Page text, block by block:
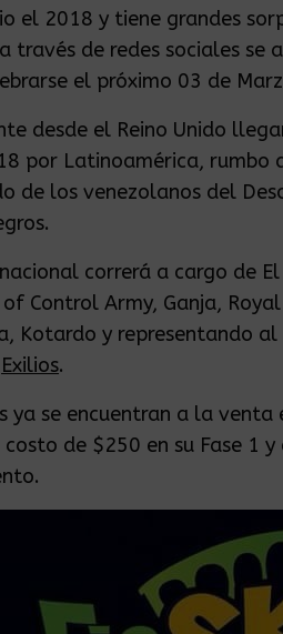
el 2018 y tiene grandes
través de redes sociales se
el próximo 03 de
desde el Reino Unido
por Latinoamérica, rumbo
de los venezolanos del
correrá a cargo de El
Control Army, Ganja,
Kotardo y representando
Exilios.
ya se encuentran a la venta
de $250 en su Fase 1